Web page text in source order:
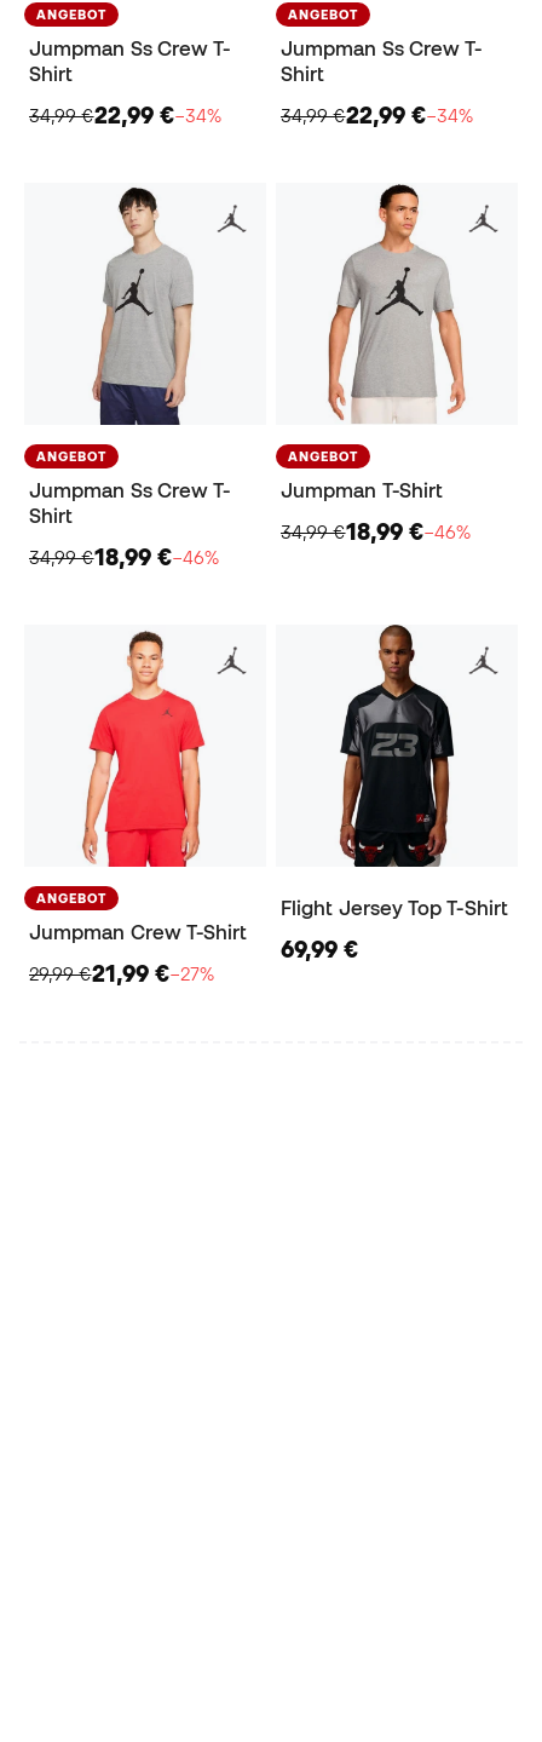
ANGEBOT
Jumpman Ss Crew T-
Shirt
34,99 €22,99 €−34%
ANGEBOT
Jumpman Ss Crew T-
Shirt
34,99 €22,99 €−34%
ANGEBOT
Jumpman Ss Crew T-
Shirt
34,99 €18,99 €−46%
ANGEBOT
Jumpman T-Shirt
34,99 €18,99 €−46%
ANGEBOT
Jumpman Crew T-Shirt
29,99 €21,99 €−27%
Flight Jersey Top T-Shirt
69,99 €